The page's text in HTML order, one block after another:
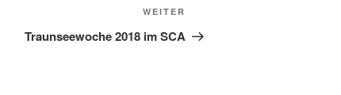
Beitrag
WEITER
Traunseewoche 2018 im SCA